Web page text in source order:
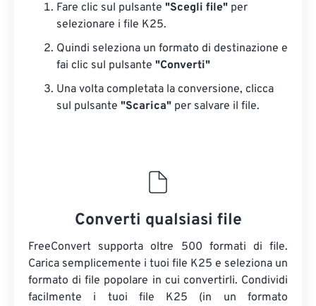
Fare clic sul pulsante "Scegli file" per
selezionare i file K25.
Quindi seleziona un formato di destinazione e
fai clic sul pulsante "Converti"
Una volta completata la conversione, clicca
sul pulsante "Scarica" ​​per salvare il file.
Converti qualsiasi file
FreeConvert supporta oltre 500 formati di file.
Carica semplicemente i tuoi file K25 e seleziona un
formato di file popolare in cui convertirli. Condividi
facilmente i tuoi file K25 (in un formato